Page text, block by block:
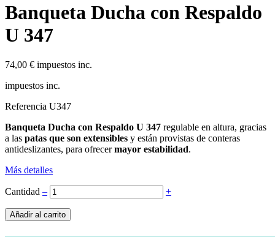
Banqueta Ducha con Respaldo
U 347
74,00 € impuestos inc.
impuestos inc.
Referencia U347
Banqueta Ducha con Respaldo U 347 regulable en altura, gracias
a las patas que son extensibles y están provistas de conteras
antideslizantes, para ofrecermayor estabilidad.
Más detalles
Cantidad ‒ +
Añadir al carrito